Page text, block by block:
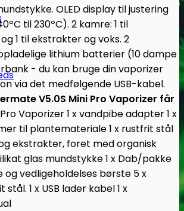
OLED display til justering
til 230ºC). 2 kamre: 1 til
1 til ekstrakter og voks. 2
lithium batterier (10 dampe
- du kan bruge din vaporizer
via det medfølgende USB-kabel.
V5.0S Mini Pro Vaporizer får
Pro Vaporizer1 x vandpibe adapter1 x
til plantemateriale1 x rustfrit stål
ekstrakter, foret med organisk
glas mundstykke1 x Dab/pakke
og vedligeholdelses børste 5 x
stål. 1 x USB lader kabel1 x